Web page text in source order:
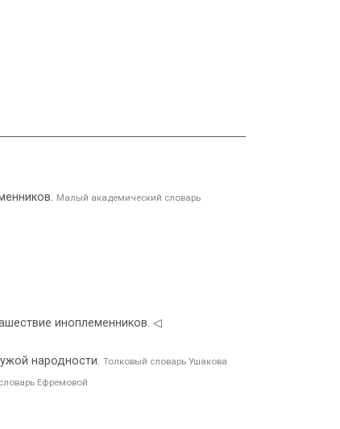
Малый академический словарь
иноплеменников. ◁
народности. Толковый словарь Ушакова
Ефремовой